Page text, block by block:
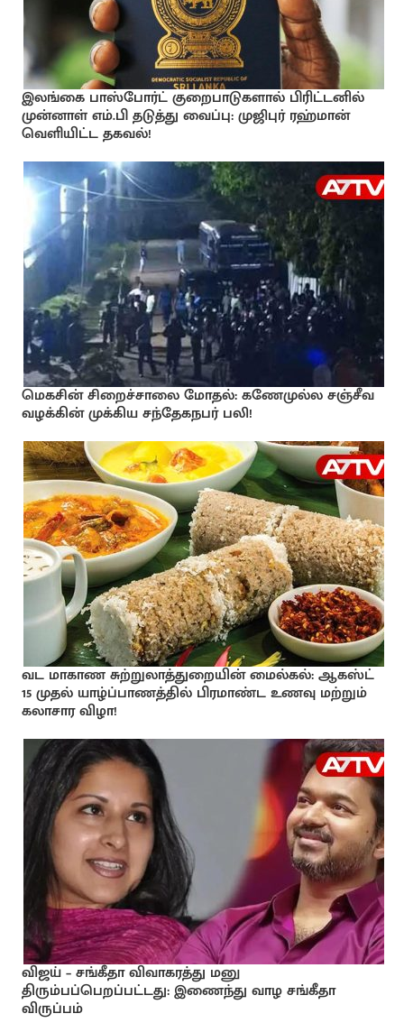
இலங்கை பாஸ்போர்ட் குறைபாடுகளால் பிரிட்டனில்
முன்னாள் எம்.பி தடுத்து வைப்பு: முஜிபுர் ரஹ்மான்
வெளியிட்ட தகவல்!
மெகசின் சிறைச்சாலை மோதல்: கணேமுல்ல சஞ்சீவ
வழக்கின் முக்கிய சந்தேகநபர் பலி!
வட மாகாண சுற்றுலாத்துறையின் மைல்கல்: ஆகஸ்ட்
15 முதல் யாழ்ப்பாணத்தில் பிரமாண்ட உணவு மற்றும்
கலாசார விழா!
விஜய் – சங்கீதா விவாகரத்து மனு
திரும்பப்பெறப்பட்டது: இணைந்து வாழ சங்கீதா
விருப்பம்